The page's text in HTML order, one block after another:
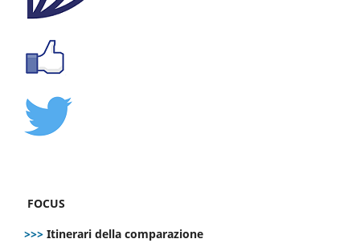
FOCUS
>>> Itinerari della comparazione